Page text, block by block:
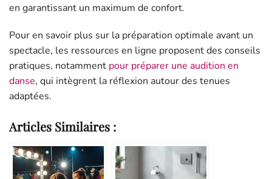
en garantissant un maximum de confort.
Pour en savoir plus sur la préparation optimale avant un
spectacle, les ressources en ligne proposent des conseils
pratiques, notamment pour préparer une audition en
danse, qui intègrent la réflexion autour des tenues
adaptées.
Articles Similaires :